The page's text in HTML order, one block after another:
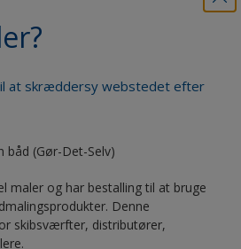
at skræddersy webstedet efter
båd (Gør-Det-Selv)
maler og har bestalling til at bruge
Denne
skibsværfter, distributører,
selvsikkerhed
og videnskabelige